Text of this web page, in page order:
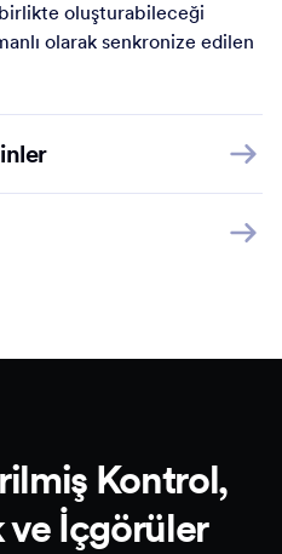
oluşturabileceği
olarak senkronize edilen
Kontrol,
İçgörüler